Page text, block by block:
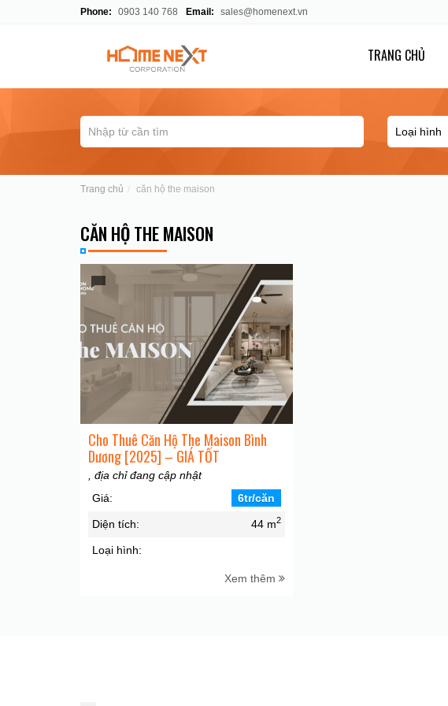
Phone: 0903 140 768 Email: sales@homenext.vn
TRANG CHỦ
Trang chủ căn hộ the maison
CĂN HỘ THE MAISON
Cho Thuê Căn Hộ The Maison Bình
Dương [2025] – GIÁ TỐT
, địa chỉ đang cập nhật
Giá:
6tr/căn
Diện tích: 44 m2
Loại hình:
Xem thêm